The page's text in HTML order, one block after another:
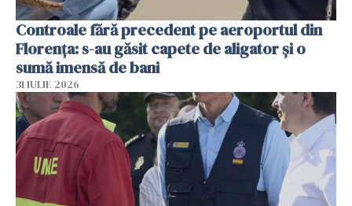
Controale fără precedent pe aeroportul din
Florența: s-au găsit capete de aligator și o
sumă imensă de bani
31 IULIE 2026